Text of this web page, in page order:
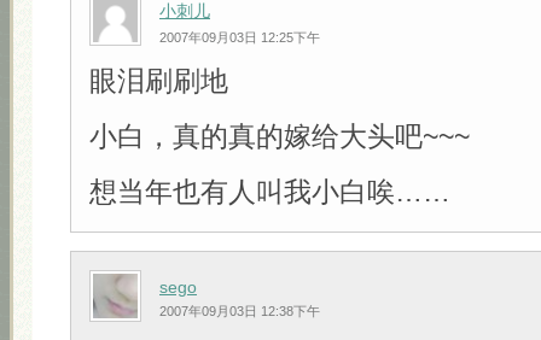
小刺儿
2007年09月03日 12:25下午
眼泪刷刷地
小白，真的真的嫁给大头吧~~~
想当年也有人叫我小白唉……
sego
2007年09月03日 12:38下午